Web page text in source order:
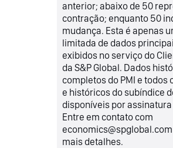
anterior; abaixo de 50
contração; enquanto 50
mudança. Esta é apenas
limitada de dados
exibidos no serviço do
da S&P Global. Dados
completos do PMI e todos
e históricos do subíndice
disponíveis por assinatura
Entre em contato com
mais detalhes.